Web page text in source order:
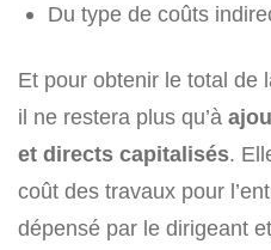
Du type de coûts
Et pour obtenir le total de
il ne restera plus qu’à
et directs capitalisés.
coût des travaux pour
dépensé par le dirigeant